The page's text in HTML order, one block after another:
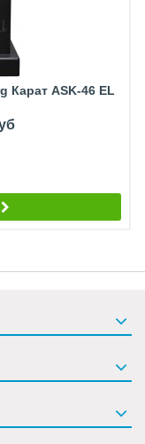
Карат ASK-46 EL